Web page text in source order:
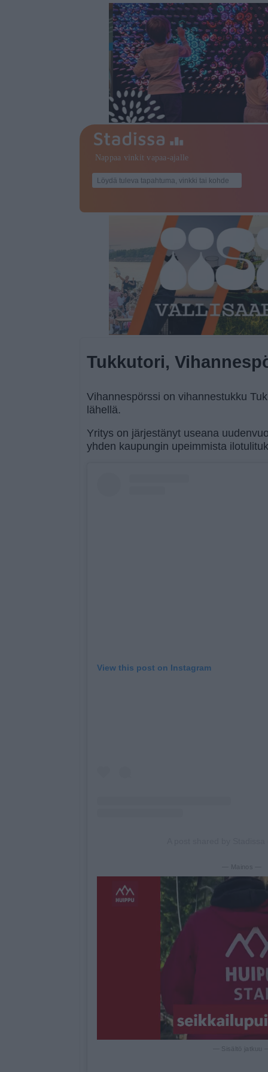
Tukkutori,
Vihannespörssi on vihannestukku
lähellä.
Yritys on järjestänyt useana
yhden kaupungin upeimmista
View this post on Instagram
— Mainos —
— Sisältö jatkuu —